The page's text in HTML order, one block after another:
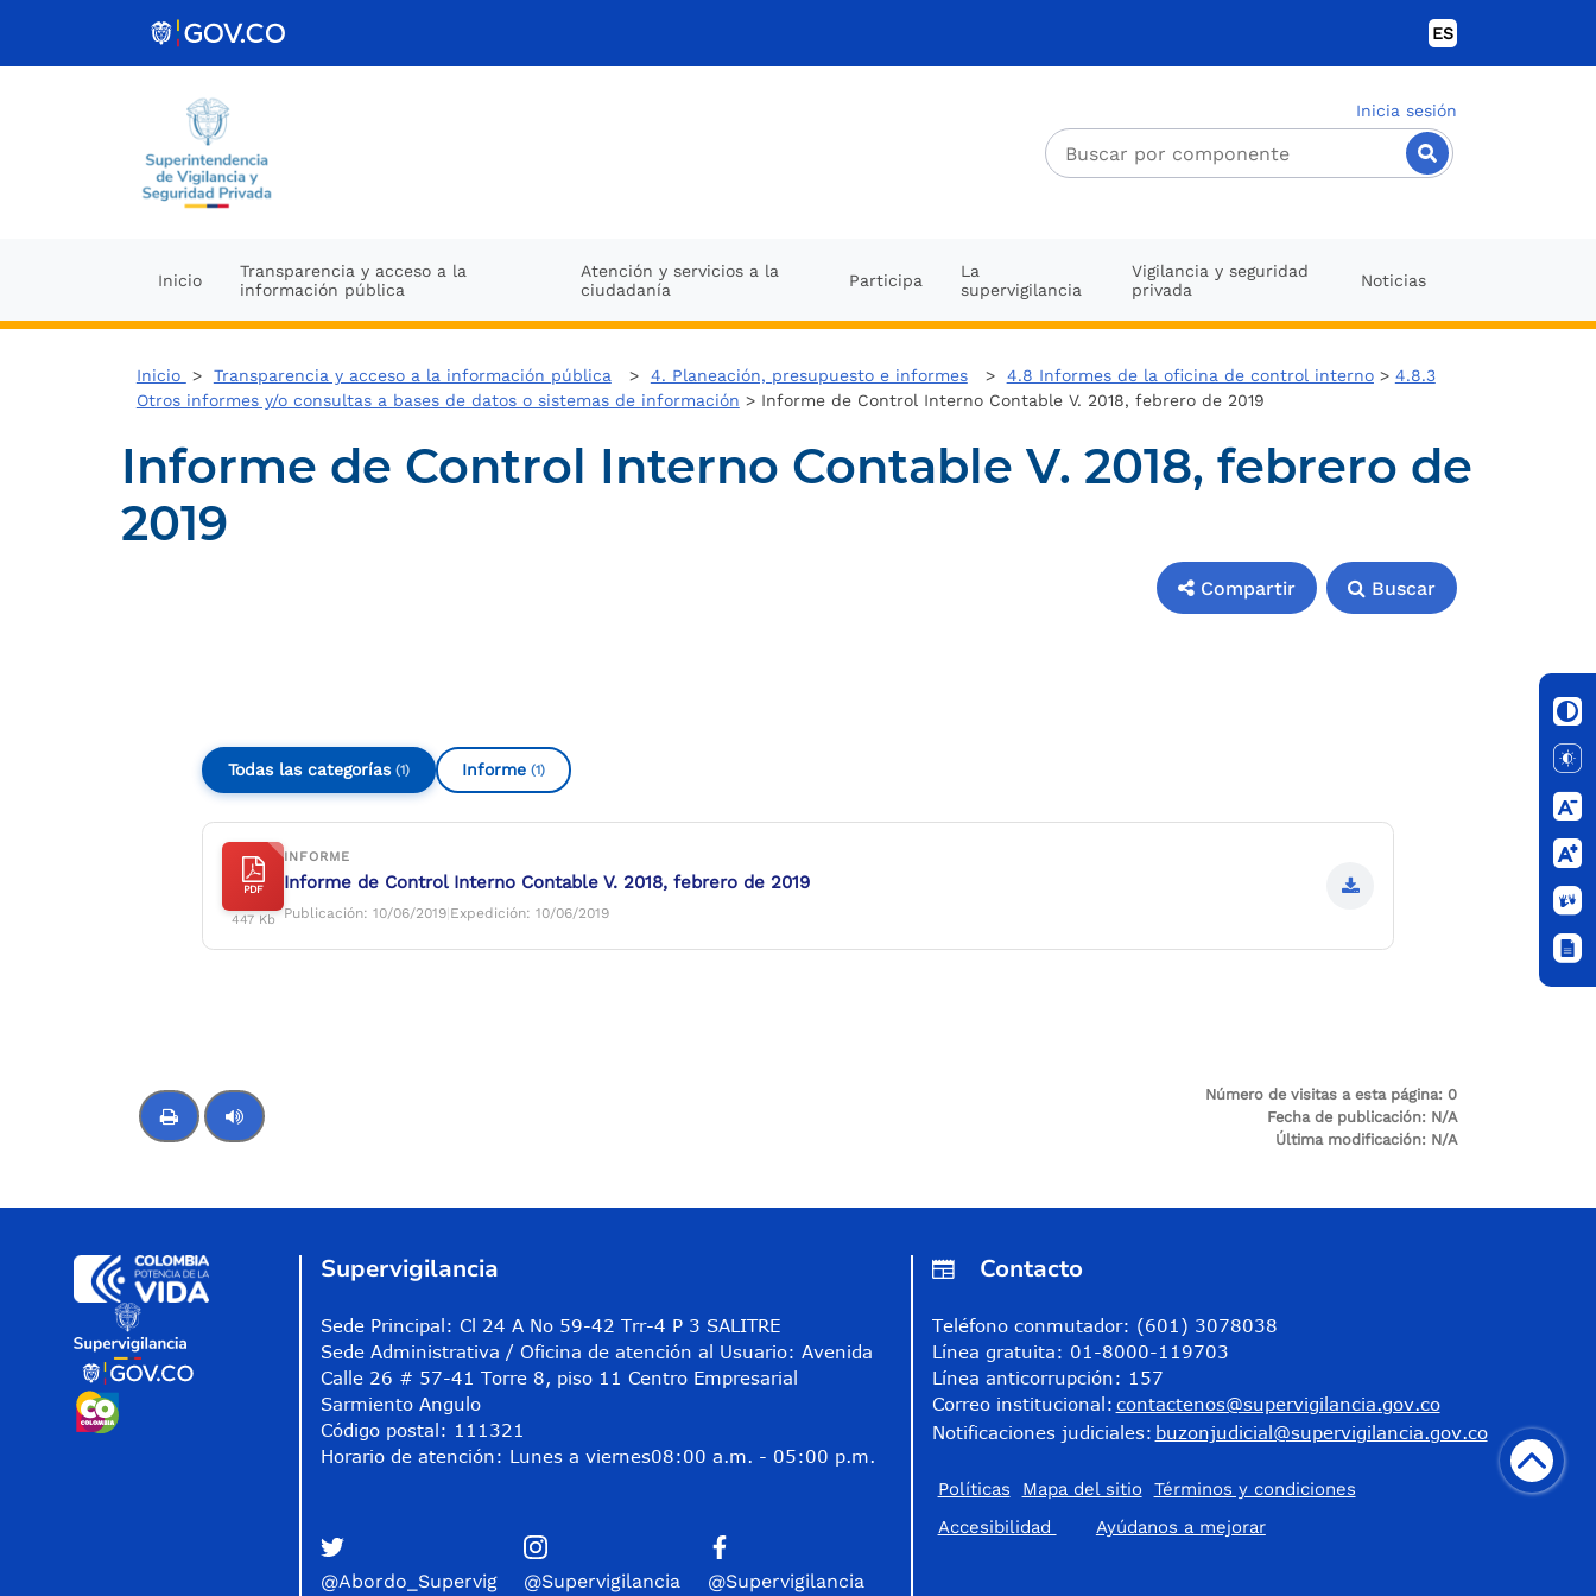
ES
Inicia sesión
Inicio
Transparencia y acceso a la
información pública
Atención y servicios a la
ciudadanía
Participa
La
supervigilancia
Vigilancia y seguridad
privada
Noticias
Inicio > Transparencia y acceso a la información pública > 4. Planeación, presupuesto e informes> 4.8 Informes de la oficina de control interno> 4.8.3
Otros informes y/o consultas a bases de datos o sistemas de información > Informe de Control Interno Contable V. 2018, febrero de 2019
Informe de Control Interno Contable V. 2018, febrero de
2019
Compartir Buscar
Todas las categorías (1) Informe (1)
PDF
447 Kb
INFORME
Informe de Control Interno Contable V. 2018, febrero de 2019
Publicación: 10/06/2019|Expedición: 10/06/2019
Número de visitas a esta página: 0
Fecha de publicación: N/A
Última modificación: N/A
Supervigilancia
Sede Principal: Cl 24 A No 59-42 Trr-4 P 3 SALITRE
Sede Administrativa / Oficina de atención al Usuario: Avenida
Calle 26 # 57-41 Torre 8, piso 11 Centro Empresarial
Sarmiento Angulo
Código postal: 111321
Horario de atención: Lunes a viernes08:00 a.m. - 05:00 p.m.
@Abordo_Supervig @Supervigilancia @Supervigilancia
Contacto
Teléfono conmutador: (601) 3078038
Línea gratuita: 01-8000-119703
Línea anticorrupción: 157
Correo institucional: contactenos@supervigilancia.gov.co
Notificaciones judiciales: buzonjudicial@supervigilancia.gov.co
Políticas Mapa del sitio
Términos y condiciones
Accesibilidad
​Ayúdanos a mejorar